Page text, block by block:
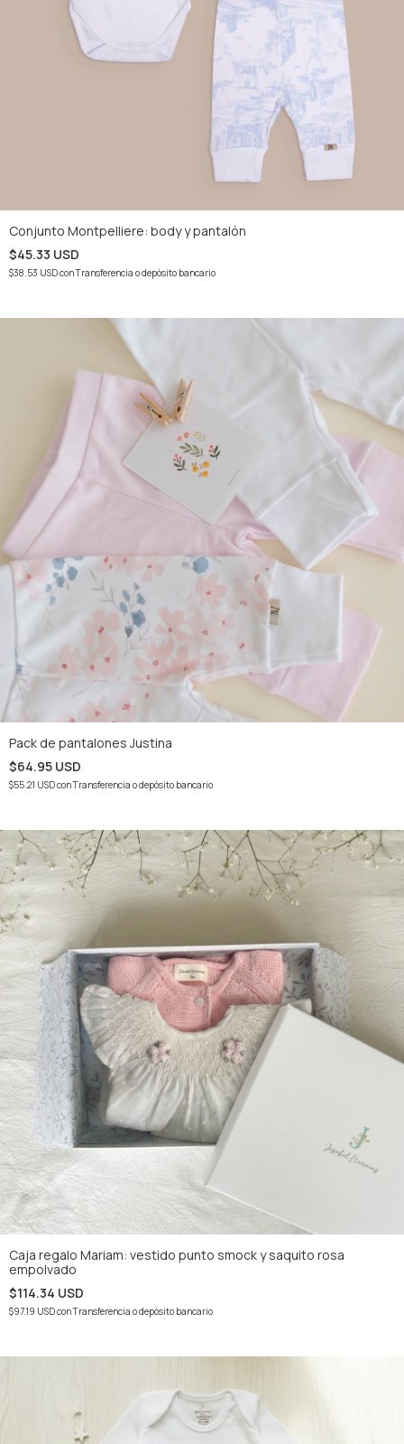
Conjunto Montpelliere: body y pantalón
$45.33 USD
$38.53 USDconTransferencia o depósito bancario
Pack de pantalones Justina
$64.95 USD
$55.21 USDconTransferencia o depósito bancario
Caja regalo Mariam: vestido punto smock y saquito rosa
empolvado
$114.34 USD
$97.19 USDconTransferencia o depósito bancario